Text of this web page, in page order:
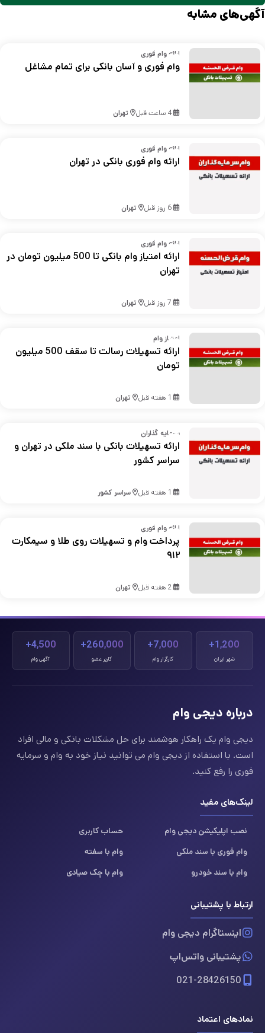
آگهی‌های مشابه
ارائه وام فوری
وام فوری و آسان بانکی برای تمام مشاغل
4 ساعت قبل تهران
ارائه وام فوری
ارائه وام فوری بانکی در تهران
6 روز قبل تهران
ارائه وام فوری
ارائه امتیاز وام بانکی تا 500 میلیون تومان در
تهران
7 روز قبل تهران
امتیاز وام
ارائه تسهیلات رسالت تا سقف 500 میلیون
تومان
1 هفته قبل تهران
سرمایه گذاران
ارائه تسهیلات بانکی با سند ملکی در تهران و
سراسر کشور
1 هفته قبل سراسر کشور
ارائه وام فوری
پرداخت وام و تسهیلات روی طلا و سیمکارت
۹۱۲
2 هفته قبل تهران
1,200+
شهر ایران
7,000+
کارگزار وام
260,000+
کاربر عضو
4,500+
آگهی وام
درباره دیجی وام
دیجی وام یک راهکار هوشمند برای حل مشکلات بانکی و مالی افراد
است. با استفاده از دیجی وام می توانید نیاز خود به وام و سرمایه
فوری را رفع کنید.
لینک‌های مفید
نصب اپلیکیشن دیجی وام
حساب کاربری
وام فوری با سند ملکی
وام با سفته
وام با سند خودرو
وام با چک صیادی
ارتباط با پشتیبانی
اینستاگرام دیجی وام
پشتیبانی واتس‌اپ
021-28426150
نمادهای اعتماد